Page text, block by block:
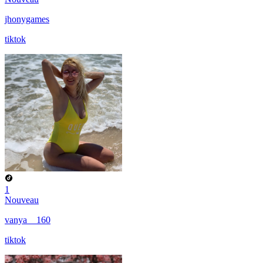
jhonygames
tiktok
1
Nouveau
vanya__160
tiktok